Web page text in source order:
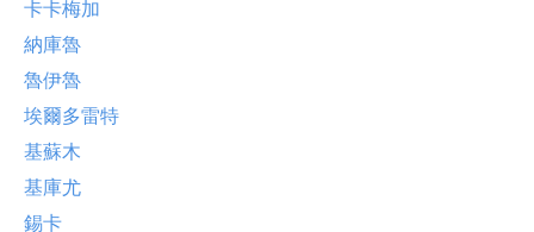
卡卡梅加
納庫魯
魯伊魯
埃爾多雷特
基蘇木
基庫尤
錫卡